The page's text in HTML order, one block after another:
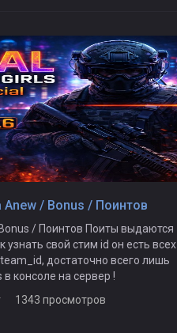
Anew / Bonus / Поинтов
/ Поинтов Поиты выдаются
узнать свой стим id он есть всех
достаточно всего лишь
консоле на сервер !
1343 просмотров